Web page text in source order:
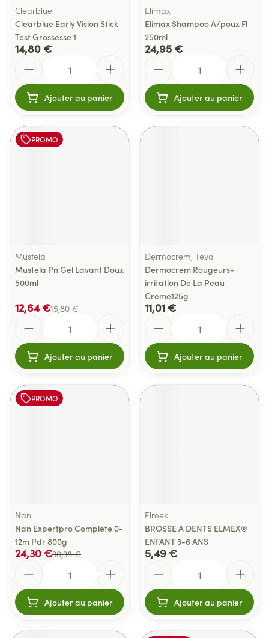
Clearblue
Clearblue Early Vision Stick
Test Grossesse 1
14,80 €
Ajouter au panier
Elimax
Elimax Shampoo A/poux Fl
250ml
24,95 €
Ajouter au panier
PROMO
Mustela
Mustela Pn Gel Lavant Doux
500ml
15,80 €
12,64 €
Ajouter au panier
Dermocrem, Teva
Dermocrem Rougeurs-
irritation De La Peau
Creme125g
11,01 €
Ajouter au panier
PROMO
Nan
Nan Expertpro Complete 0-
12m Pdr 800g
30,38 €
24,30 €
Ajouter au panier
Elmex
BROSSE A DENTS ELMEX®
ENFANT 3-6 ANS
5,49 €
Ajouter au panier